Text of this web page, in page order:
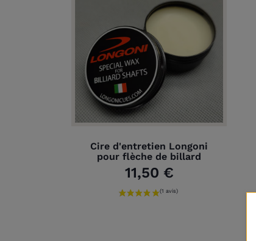
Cire d'entretien Longoni
pour flèche de billard
11,50 €